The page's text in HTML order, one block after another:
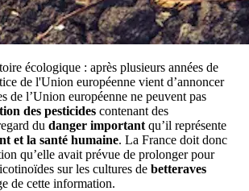
écologique : après plusieurs années de
de l'Union européenne vient d’annoncer
de l’Union européenne ne peuvent pas
des pesticides contenant des
du danger important qu’il représente
et la santé humaine. La France doit donc
qu’elle avait prévue de prolonger pour
sur les cultures de betteraves
de cette information.